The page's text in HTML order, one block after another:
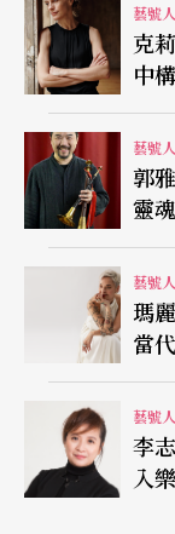
《百年戲樓》
黑白分明的性
又是一條為他
注視目光。
「我其實比較
界看到新戲裡
的，但對我而
良好底子。」
畫面的例子：
來的都是傳統
藝號
克莉絲
中
藝號
郭雅志 吹開傳統的
靈魂
藝號
瑪麗莎 將非洲狂野
當
藝號
李志純 以音符反思
入